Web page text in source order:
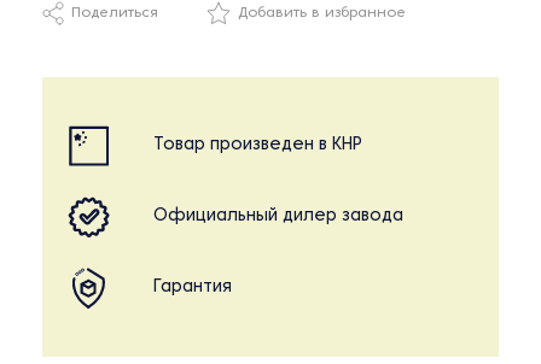
Поделиться Добавить в избранное
Товар произведен в КНР
Официальный дилер завода
Гарантия